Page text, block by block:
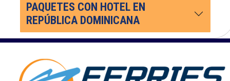
PAQUETES CON HOTEL EN
REPÚBLICA DOMINICANA